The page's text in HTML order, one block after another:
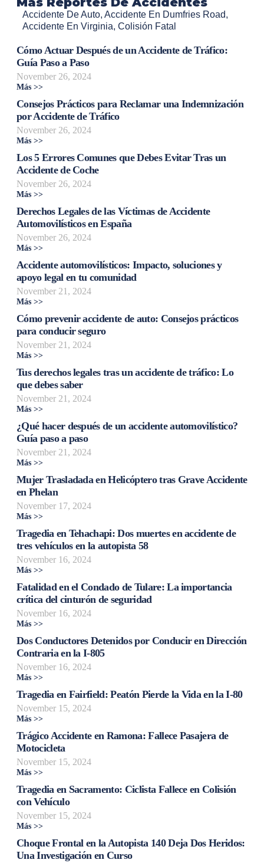
Accidente De Auto, Accidente En Dumfries Road,
Accidente En Virginia, Colisión Fatal
Cómo Actuar Después de un Accidente de Tráfico:
Guía Paso a Paso
November 26, 2024
Más >>
Consejos Prácticos para Reclamar una Indemnización
por Accidente de Tráfico
November 26, 2024
Más >>
Los 5 Errores Comunes que Debes Evitar Tras un
Accidente de Coche
November 26, 2024
Más >>
Derechos Legales de las Víctimas de Accidente
Automovilísticos en España
November 26, 2024
Más >>
Accidente automovilísticos: Impacto, soluciones y
apoyo legal en tu comunidad
November 21, 2024
Más >>
Cómo prevenir accidente de auto: Consejos prácticos
para conducir seguro
November 21, 2024
Más >>
Tus derechos legales tras un accidente de tráfico: Lo
que debes saber
November 21, 2024
Más >>
¿Qué hacer después de un accidente automovilístico?
Guía paso a paso
November 21, 2024
Más >>
Mujer Trasladada en Helicóptero tras Grave Accidente
en Phelan
November 17, 2024
Más >>
Tragedia en Tehachapi: Dos muertes en accidente de
tres vehículos en la autopista 58
November 16, 2024
Más >>
Fatalidad en el Condado de Tulare: La importancia
crítica del cinturón de seguridad
November 16, 2024
Más >>
Dos Conductores Detenidos por Conducir en Dirección
Contraria en la I-805
November 16, 2024
Más >>
Tragedia en Fairfield: Peatón Pierde la Vida en la I-80
November 15, 2024
Más >>
Trágico Accidente en Ramona: Fallece Pasajera de
Motocicleta
November 15, 2024
Más >>
Tragedia en Sacramento: Ciclista Fallece en Colisión
con Vehículo
November 15, 2024
Más >>
Choque Frontal en la Autopista 140 Deja Dos Heridos:
Una Investigación en Curso